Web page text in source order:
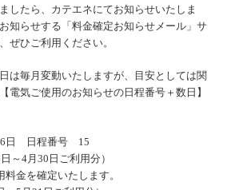
したら、カテエネにてお知らせいたしま
知らせする「料金確定お知らせメール」サ
ぜひご利用ください。
は毎月変動いたしますが、目安としては関
電気ご使用のお知らせの日程番号＋数日】
日 日程番号 15
～4月30日ご利用分）
金を確定いたします。